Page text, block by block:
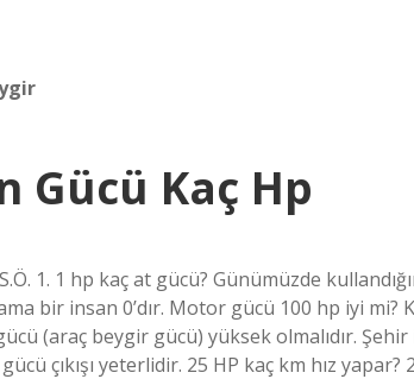
Gücü Kaç Hp
1. 1 hp kaç at gücü? Günümüzde
bir insan 0’dır. Motor gücü 100 hp iyi mi?
(araç beygir gücü) yüksek olmalıdır.
çıkışı yeterlidir. 25 HP kaç km hız